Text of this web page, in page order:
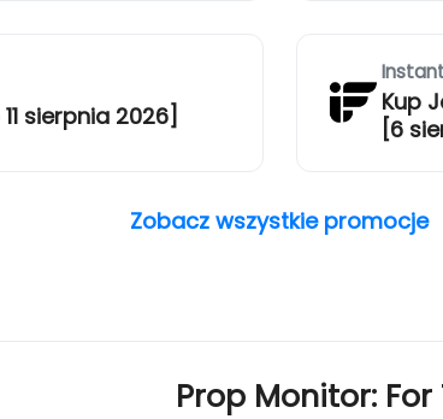
sierpnia 2026]
Kup
[6
Zobacz wszystkie promocje
Prop Monitor: